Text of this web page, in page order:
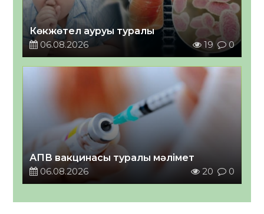
Көкжөтел ауруы туралы
06.08.2026
19 0
АПВ вакцинасы туралы мәлімет
06.08.2026
20 0